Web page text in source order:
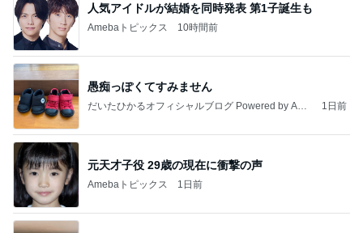
人気アイドルが結婚を同時発表 第1子誕生も
Amebaトピックス 10時間前
愚痴っぽくてすみません
だいたひかるオフィシャルブログ Powered by Ame
1日前
元天才子役 29歳の現在に衝撃の声
Amebaトピックス 1日前